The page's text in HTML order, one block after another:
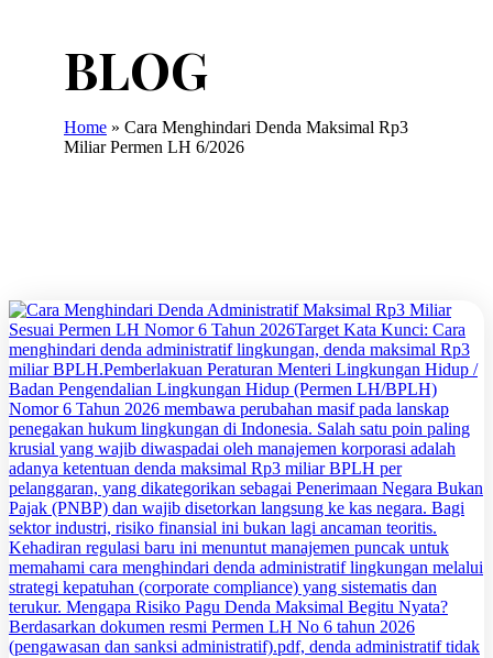
Home » Cara Menghindari Denda Maksimal Rp3
Miliar Permen LH 6/2026